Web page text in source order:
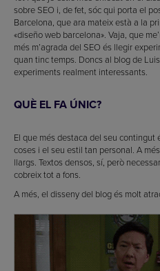
sobre SEO i, de fet, sóc qui porta el
Barcelona, que ara mateix està a la
«diseño web barcelona». Vaja, que
més m’agrada del SEO és llegir
quan tinc temps. Doncs al blog de
experiments realment interessants.
QUÈ EL FA ÚNIC?
El que més destaca del seu
coses i el seu estil tan personal. A
llargs. Textos densos, sí, però
cobreix tot a fons.
A més, el disseny del blog és molt